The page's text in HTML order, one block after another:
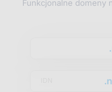
Funkcjonalne domeny